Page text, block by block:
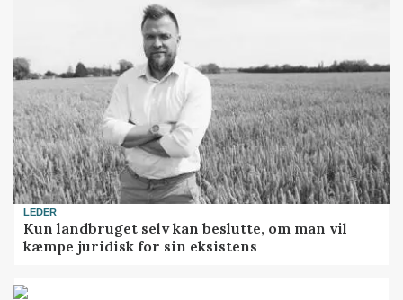
LEDER
Kun landbruget selv kan beslutte, om man vil
kæmpe juridisk for sin eksistens